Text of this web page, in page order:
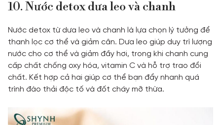
10. Nước detox dưa leo và chanh
Nước detox từ dưa leo và chanh là lựa chọn lý tưởng để
thanh lọc cơ thể và giảm cân. Dưa leo giúp duy trì lượng
nước cho cơ thể và giảm đầy hơi, trong khi chanh cung
cấp chất chống oxy hóa, vitamin C và hỗ trợ trao đổi
chất. Kết hợp cả hai giúp cơ thể bạn đẩy nhanh quá
trình đào thải độc tố và đốt cháy mỡ thừa.